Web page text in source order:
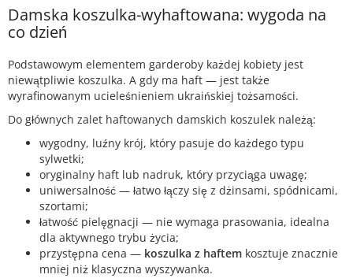
Damska koszulka-wyhaftowana: wygoda na
co dzień
Podstawowym elementem garderoby każdej kobiety jest
niewątpliwie koszulka. A gdy ma haft — jest także
wyrafinowanym ucieleśnieniem ukraińskiej tożsamości.
Do głównych zalet haftowanych damskich koszulek należą:
wygodny, luźny krój, który pasuje do każdego typu
sylwetki;
oryginalny haft lub nadruk, który przyciąga uwagę;
uniwersalność — łatwo łączy się z dżinsami, spódnicami,
szortami;
łatwość pielęgnacji — nie wymaga prasowania, idealna
dla aktywnego trybu życia;
przystępna cena — koszulka z haftem kosztuje znacznie
mniej niż klasyczna wyszywanka.